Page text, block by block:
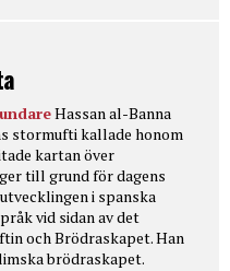
Hassan al-Banna
stormufti kallade honom
kartan över
till grund för dagens
i spanska
vid sidan av det
och Brödraskapet. Han
brödraskapet.